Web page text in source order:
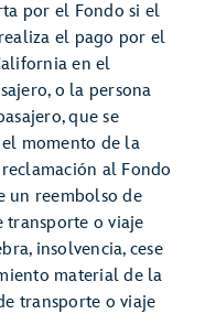
por el Fondo si el
el pago por el
en el
o la persona
que se
momento de la
al Fondo
un reembolso de
transporte o viaje
insolvencia, cese
material de la
transporte o viaje